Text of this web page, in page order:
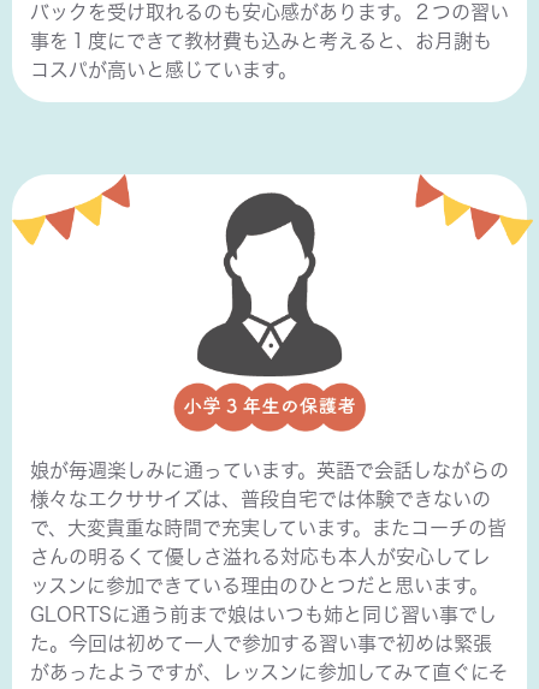
バックを受け取れるのも安心感があります。２つの習い
事を１度にできて教材費も込みと考えると、お月謝も
コスパが高いと感じています。
娘が毎週楽しみに通っています。英語で会話しながらの
様々なエクササイズは、普段自宅では体験できないの
で、大変貴重な時間で充実しています。またコーチの皆
さんの明るくて優しさ溢れる対応も本人が安心してレ
ッスンに参加できている理由のひとつだと思います。
GLORTSに通う前まで娘はいつも姉と同じ習い事でし
た。今回は初めて一人で参加する習い事で初めは緊張
があったようですが、レッスンに参加してみて直ぐにそ